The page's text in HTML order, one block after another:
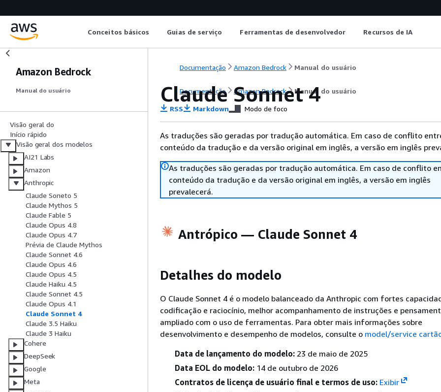
Conceitos básicos Guias de serviço Ferramentas de desenvolvedor Recursos de IA
Amazon Bedrock
Manual do usuário
Visão geral do
Início rápido
Visão geral dos modelos
AI21 Labs
Amazon
Anthropic
Claude Soneto 5
Claude Mythos 5
Claude Fable 5
Claude Opus 4.8
Claude Opus 4.7
Prévia de Claude Mythos
Claude Sonnet 4.6
Claude Opus 4.6
Claude Opus 4.5
Claude Haiku 4.5
Claude Sonnet 4.5
Claude Opus 4.1
Claude Sonnet 4
Claude 3.5 Haiku
Claude 3 Haiku
Cohere
DeepSeek
Google
Meta
Documentação Amazon Bedrock Manual do usuário
Documentação Amazon Bedrock Manual do usuário
Claude Sonnet 4
RSS Markdown Modo de foco
As traduções são geradas por tradução automática. Em caso de conflito
conteúdo da tradução e da versão original em inglês, a versão em inglês
As traduções são geradas por tradução automática. Em caso de conflito
conteúdo da tradução e da versão original em inglês, a versão em inglês
prevalecerá.
Antrópico — Claude Sonnet 4
Detalhes do modelo
O Claude Sonnet 4 é o modelo balanceado da Anthropic com fortes
codificação e raciocínio, melhor acompanhamento de instruções e
ampliado com o uso de ferramentas. Para obter mais informações sobre
desenvolvimento e desempenho de modelos, consulte o model/service
Data de lançamento do modelo: 23 de maio de 2025
Data EOL do modelo: 14 de outubro de 2026
Contratos de licença de usuário final e termos de uso: Exibir